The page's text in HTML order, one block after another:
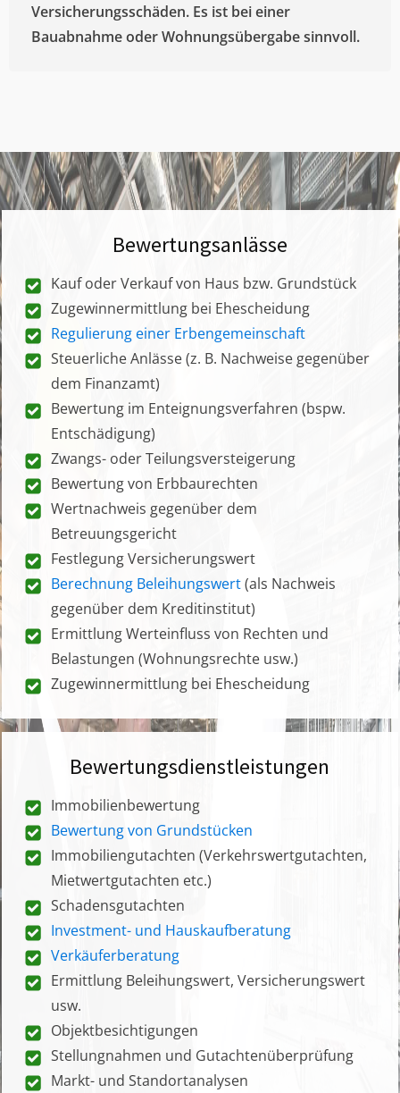
Versicherungsschäden. Es ist bei einer
Bauabnahme oder Wohnungsübergabe sinnvoll.
Bewertungsanlässe
Kauf oder Verkauf von Haus bzw. Grundstück
Zugewinnermittlung bei Ehescheidung
Regulierung einer Erbengemeinschaft
Steuerliche Anlässe (z. B. Nachweise gegenüber
dem Finanzamt)
Bewertung im Enteignungsverfahren (bspw.
Entschädigung)
Zwangs- oder Teilungsversteigerung
Bewertung von Erbbaurechten
Wertnachweis gegenüber dem
Betreuungsgericht
Festlegung Versicherungswert
Berechnung Beleihungswert(als Nachweis
gegenüber dem Kreditinstitut)
Ermittlung Werteinfluss von Rechten und
Belastungen (Wohnungsrechte usw.)
Zugewinnermittlung bei Ehescheidung
Bewertungsdienstleistungen
Immobilienbewertung
Bewertung von Grundstücken
Immobiliengutachten (Verkehrswertgutachten,
Mietwertgutachten etc.)
Schadensgutachten
Investment- und Hauskaufberatung
Verkäuferberatung
Ermittlung Beleihungswert, Versicherungswert
usw.
Objektbesichtigungen
Stellungnahmen und Gutachtenüberprüfung
Markt- und Standortanalysen